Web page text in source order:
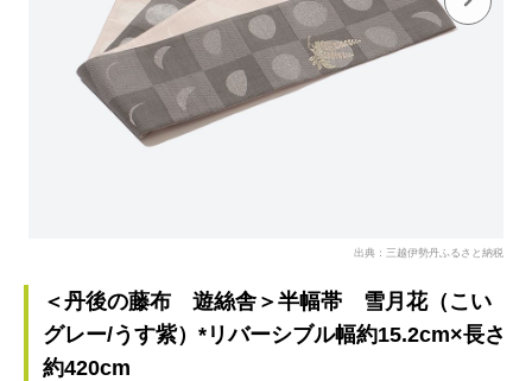
出典：三越伊勢丹ふるさと納税
＜丹後の藤布 遊絲舎＞半幅帯 雪月花（こい
グレー/うす紫）*リバーシブル幅約15.2cm×長さ
約420cm